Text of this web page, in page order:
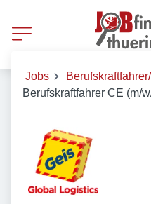
Jobs
Berufskraftfahrer CE (m/